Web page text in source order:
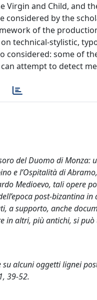
Virgin and Child, and
considered by the
of the
technical-stylistic,
considered: some of
attempt to detect
del Duomo di Monza:
e l’Ospitalità di
Medioevo, tali opere
post-bizantina in
a supporto, anche
in altri, più antichi, si
alcuni oggetti lignei
39-52.